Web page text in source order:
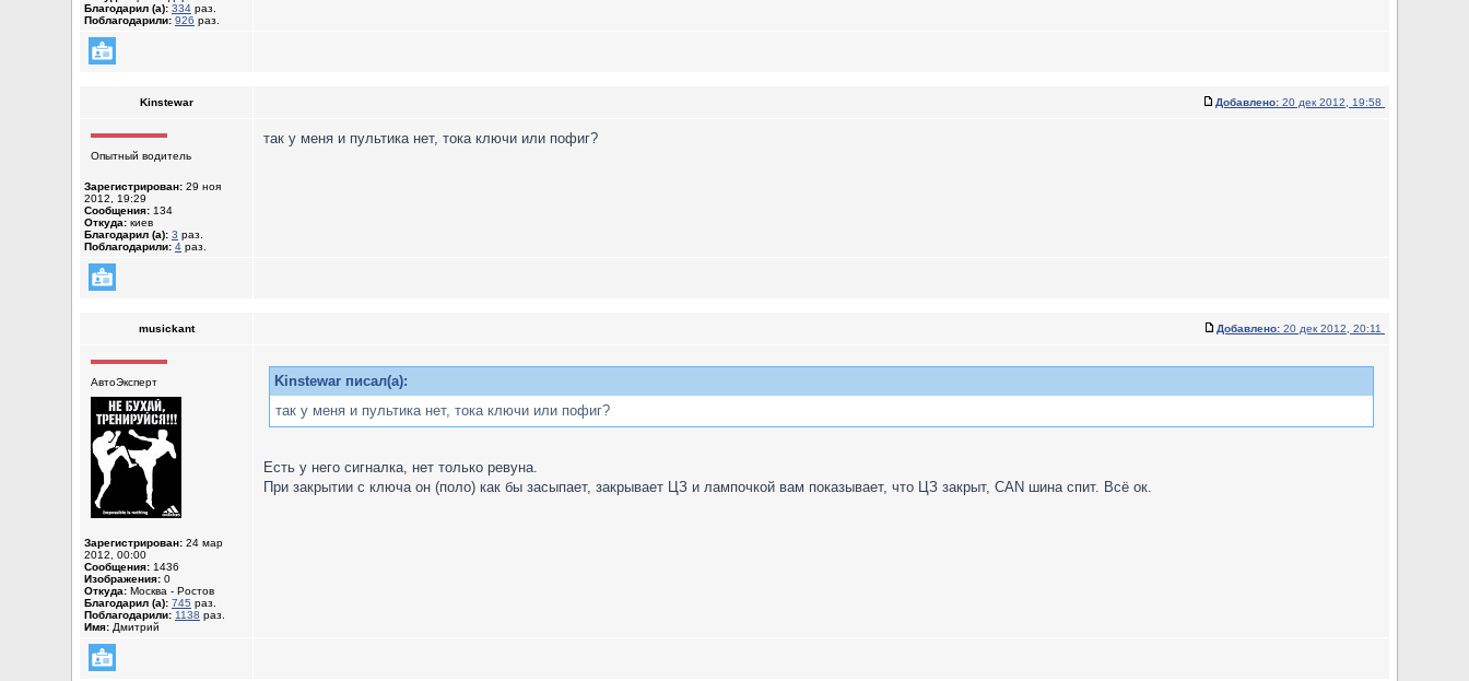
Благодарил (а): 334 раз.
Поблагодарили: 926 раз.
Kinstewar Добавлено: 20 дек 2012, 19:58
Опытный водитель
Зарегистрирован: 29 ноя
2012, 19:29
Сообщения: 134
Откуда: киев
Благодарил (а): 3 раз.
Поблагодарили: 4 раз.
так у меня и пультика нет, тока ключи или пофиг?
musickant Добавлено: 20 дек 2012, 20:11
АвтоЭксперт
Зарегистрирован: 24 мар
2012, 00:00
Сообщения: 1436
Изображения: 0
Откуда: Москва - Ростов
Благодарил (а): 745 раз.
Поблагодарили: 1138 раз.
Имя: Дмитрий
Kinstewar писал(а):
так у меня и пультика нет, тока ключи или пофиг?
Есть у него сигналка, нет только ревуна.
При закрытии с ключа он (поло) как бы засыпает, закрывает ЦЗ и лампочкой вам показывает, что ЦЗ закрыт, CAN шина спит. Всё ок.